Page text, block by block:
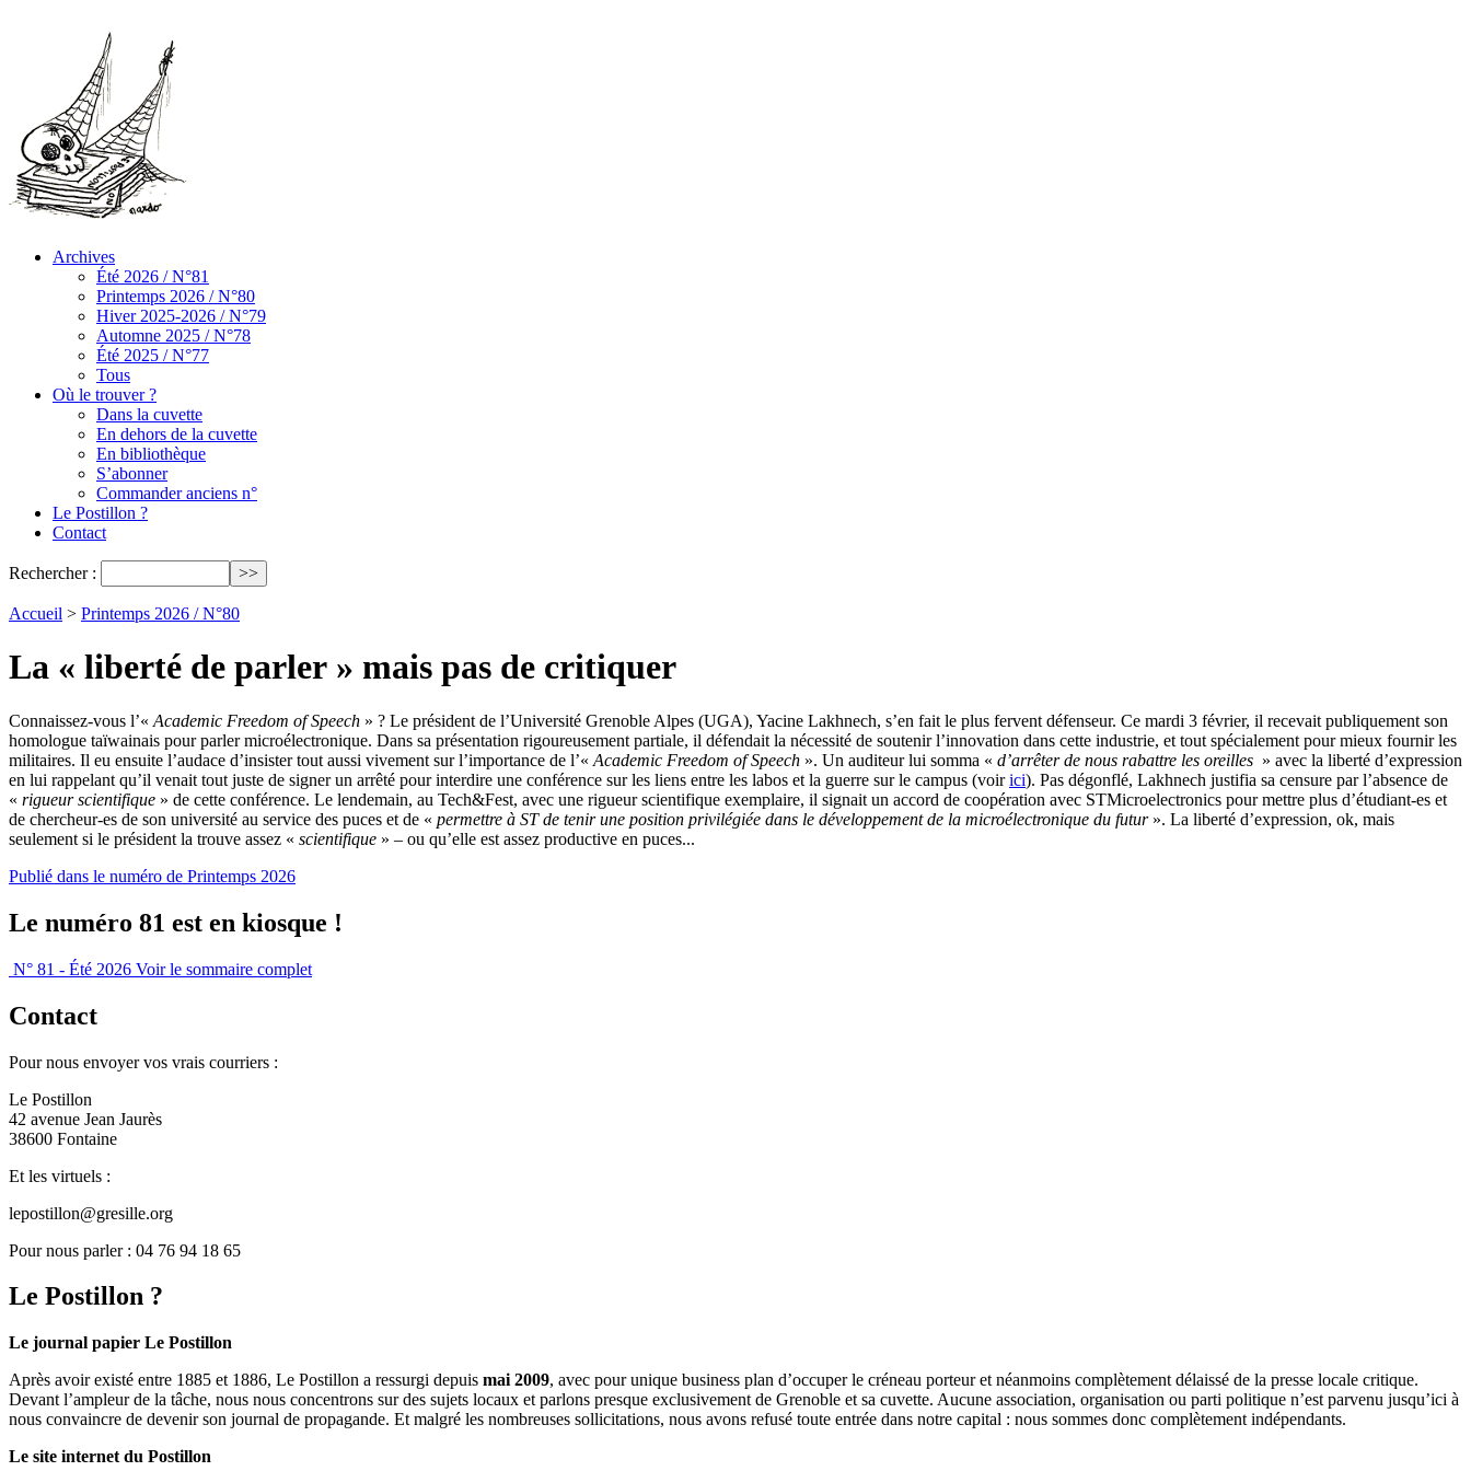
Archives
Été 2026 / N°81
Printemps 2026 / N°80
Hiver 2025-2026 / N°79
Automne 2025 / N°78
Été 2025 / N°77
Tous
Où le trouver ?
Dans la cuvette
En dehors de la cuvette
En bibliothèque
S’abonner
Commander anciens n°
Le Postillon ?
Contact
Rechercher :
Accueil > Printemps 2026 / N°80
La « liberté de parler » mais pas de critiquer
Connaissez-vous l’« Academic Freedom of Speech » ? Le président de l’Université Grenoble Alpes (UGA), Yacine Lakhnech, s’en fait le plus fervent défenseur. Ce mardi 3 février, il recevait publiquement son
homologue taïwainais pour parler microélectronique. Dans sa présentation rigoureusement partiale, il défendait la nécessité de soutenir l’innovation dans cette industrie, et tout spécialement pour mieux fournir les
militaires. Il eu ensuite l’audace d’insister tout aussi vivement sur l’importance de l’« Academic Freedom of Speech ». Un auditeur lui somma « d’arrêter de nous rabattre les oreilles » avec la liberté d’expression
en lui rappelant qu’il venait tout juste de signer un arrêté pour interdire une conférence sur les liens entre les labos et la guerre sur le campus (voirici). Pas dégonflé, Lakhnech justifia sa censure par l’absence de
« rigueur scientifique » de cette conférence. Le lendemain, au Tech&Fest, avec une rigueur scientifique exemplaire, il signait un accord de coopération avec STMicroelectronics pour mettre plus d’étudiant-es et
de chercheur-es de son université au service des puces et de « permettre à ST de tenir une position privilégiée dans le développement de la microélectronique du futur». La liberté d’expression, ok, mais
seulement si le président la trouve assez « scientifique » – ou qu’elle est assez productive en puces...
Publié dans le numéro de Printemps 2026
Le numéro 81 est en kiosque !
N° 81 - Été 2026 Voir le sommaire complet
Contact
Pour nous envoyer vos vrais courriers :
Le Postillon
42 avenue Jean Jaurès
38600 Fontaine
Et les virtuels :
lepostillon@gresille.org
Pour nous parler : 04 76 94 18 65
Le Postillon ?
Le journal papier Le Postillon
Après avoir existé entre 1885 et 1886, Le Postillon a ressurgi depuis mai 2009, avec pour unique business plan d’occuper le créneau porteur et néanmoins complètement délaissé de la presse locale critique.
Devant l’ampleur de la tâche, nous nous concentrons sur des sujets locaux et parlons presque exclusivement de Grenoble et sa cuvette. Aucune association, organisation ou parti politique n’est parvenu jusqu’ici à
nous convaincre de devenir son journal de propagande. Et malgré les nombreuses sollicitations, nous avons refusé toute entrée dans notre capital : nous sommes donc complètement indépendants.
Le site internet du Postillon